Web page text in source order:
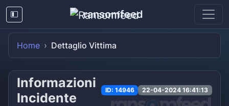
ransomfeed
Home Dettaglio Vittima
Informazioni
Incidente
ID: 14946 22-04-2024 16:41:13